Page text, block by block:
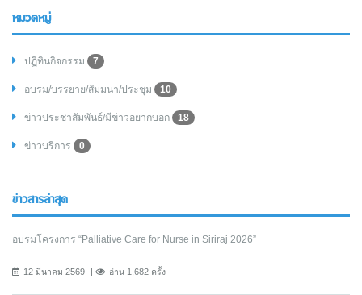
หมวดหมู่
ปฏิทินกิจกรรม 7
อบรม/บรรยาย/สัมมนา/ประชุม 10
ข่าวประชาสัมพันธ์/มีข่าวอยากบอก 18
ข่าวบริการ 0
ข่าวสารล่าสุด
อบรมโครงการ “Palliative Care for Nurse in Siriraj 2026”
12 มีนาคม 2569 อ่าน 1,682 ครั้ง